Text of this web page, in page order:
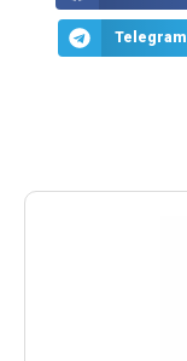
Telegram